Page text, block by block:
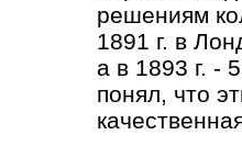
решениям
1891 г. в
а в 1893 г. -
понял, что